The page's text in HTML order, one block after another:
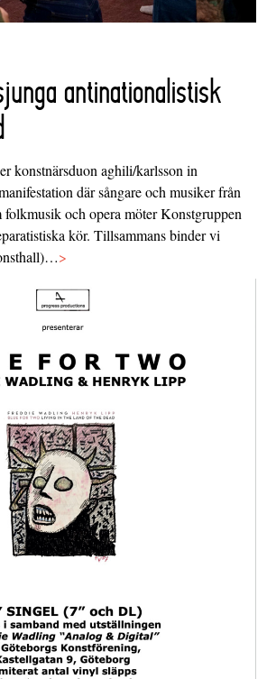
antinationalistisk
konstnärsduon aghili/karlsson in
där sångare och musiker från
och opera möter Konstgruppen
kör. Tillsammans binder vi
>